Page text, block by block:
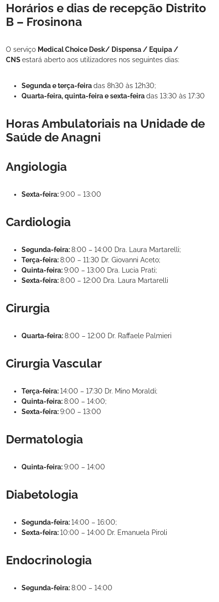
Horários e dias de recepção Distrito
B – Frosinona
O serviço Medical Choice Desk/ Dispensa / Equipa /
CNSestará aberto aos utilizadores nos seguintes dias:
Segunda e terça-feiradas 8h30 às 12h30;
Quarta-feira, quinta-feira e sexta-feiradas 13:30 às 17:30
Horas Ambulatoriais na Unidade de
Saúde de Anagni
Angiologia
Sexta-feira:9:00 – 13:00
Cardiologia
Segunda-feira:8:00 – 14:00 Dra. Laura Martarelli;
Terça-feira:8:00 – 11:30 Dr. Giovanni Aceto;
Quinta-feira:9:00 – 13:00 Dra. Lucia Prati;
Sexta-feira:8:00 – 12:00 Dra. Laura Martarelli
Cirurgia
Quarta-feira:8:00 – 12:00 Dr. Raffaele Palmieri
Cirurgia Vascular
Terça-feira:14:00 – 17:30 Dr. Mino Moraldi;
Quinta-feira:8:00 – 14:00;
Sexta-feira:9:00 – 13:00
Dermatologia
Quinta-feira:9:00 – 14:00
Diabetologia
Segunda-feira:14:00 – 16:00;
Sexta-feira:10:00 – 14:00 Dr. Emanuela Piroli
Endocrinologia
Segunda-feira:8:00 – 14:00